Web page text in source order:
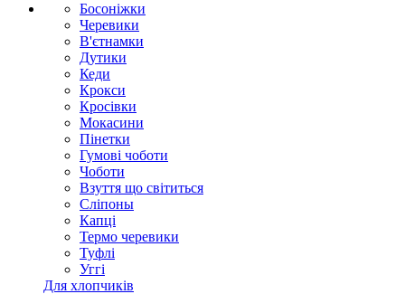
Босоніжки
Черевики
В'єтнамки
Дутики
Кеди
Крокси
Кросівки
Мокасини
Пінетки
Гумові чоботи
Чоботи
Взуття що світиться
Сліпоны
Капці
Термо черевики
Туфлі
Уггі
Для хлопчиків